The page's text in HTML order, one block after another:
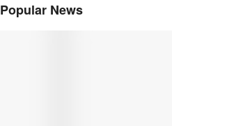
Popular News